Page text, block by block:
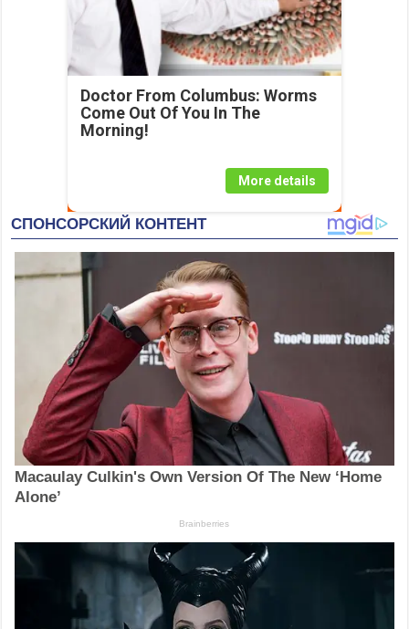
Doctor From Columbus: Worms
Come Out Of You In The
Morning!
More details